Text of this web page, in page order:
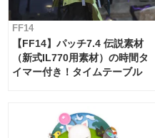
FF14
【FF14】パッチ7.4 伝説素材
（新式IL770用素材）の時間タ
イマー付き！タイムテーブル